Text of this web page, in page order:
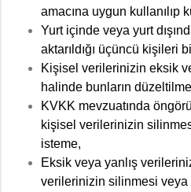
amacına uygun kullanılıp
Yurt içinde veya yurt
aktarıldığı üçüncü kişileri
Kişisel verilerinizin eksik
halinde bunların
KVKK mevzuatında
kişisel verilerinizin
isteme,
Eksik veya yanlış
verilerinizin silinmesi